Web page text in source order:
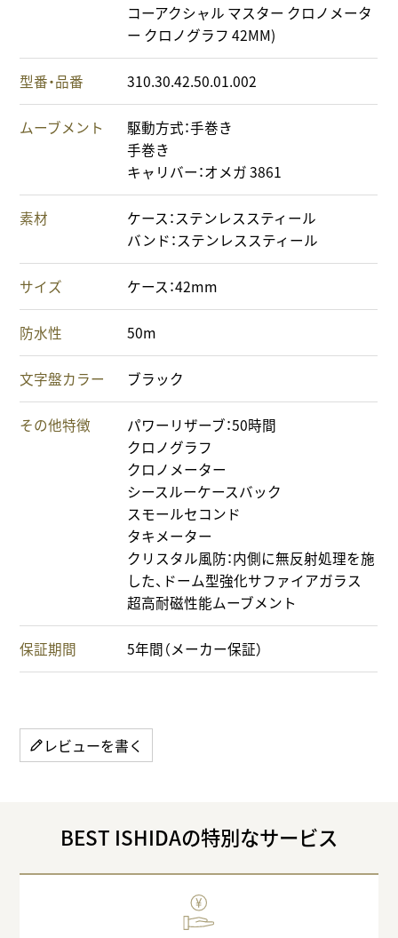
コーアクシャル マスター クロノメータ
ー クロノグラフ 42MM)
型番・品番 310.30.42.50.01.002
ムーブメント
駆動方式：手巻き
手巻き
キャリバー：オメガ 3861
素材
ケース：ステンレススティール
バンド：ステンレススティール
サイズ ケース：42mm
防水性 50m
文字盤カラー ブラック
その他特徴
パワーリザーブ：50時間
クロノグラフ
クロノメーター
シースルーケースバック
スモールセコンド
タキメーター
クリスタル風防：内側に無反射処理を施
した、ドーム型強化サファイアガラス
超高耐磁性能ムーブメント
保証期間 5年間（メーカー保証）
レビューを書く
BEST ISHIDAの特別なサービス